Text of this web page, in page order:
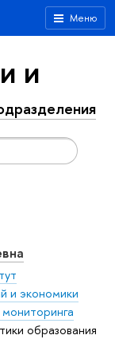
Меню
и
и экономики
образования